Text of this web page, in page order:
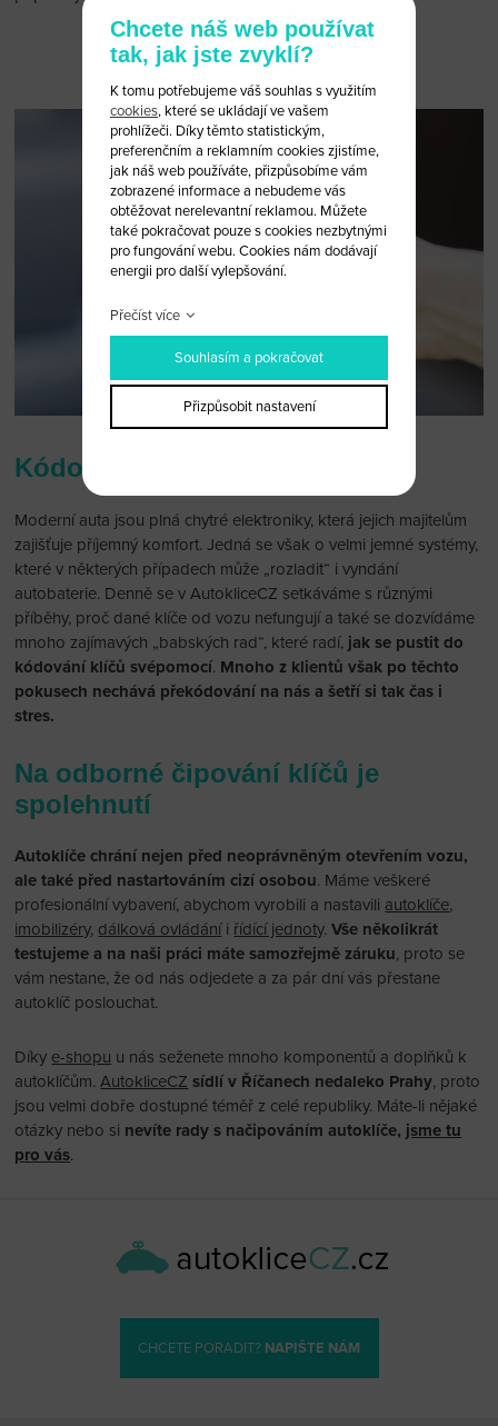
Chci se objednat
Kódování klíčů svépomocí?
Moderní auta jsou plná chytré elektroniky, která jejich majitelům
zajišťuje příjemný komfort. Jedná se však o velmi jemné systémy,
které v některých případech může „rozladit“ i vyndání
autobaterie. Denně se v AutokliceCZ setkáváme s různými
příběhy, proč dané klíče od vozu nefungují a také se dozvídáme
mnoho zajímavých „babských rad“, které radí, jak se pustit do
kódování klíčů svépomocí. Mnoho z klientů však po těchto
pokusech nechává překódování na nás a šetří si tak čas i
stres.
Na odborné čipování klíčů je
spolehnutí
Autoklíče chrání nejen před neoprávněným otevřením vozu,
ale také před nastartováním cizí osobou. Máme veškeré
profesionální vybavení, abychom vyrobili a nastavili autoklíče,
imobilizéry, dálková ovládáníi řídící jednoty.Vše několikrát
testujeme a na naši práci máte samozřejmě záruku, proto se
vám nestane, že od nás odjedete a za pár dní vás přestane
autoklíč poslouchat.
Díky e-shopu u nás seženete mnoho komponentů a doplňků k
autoklíčům.AutokliceCZ sídlí v Říčanech nedaleko Prahy, proto
jsou velmi dobře dostupné téměř z celé republiky. Máte-li nějaké
otázky nebo si nevíte rady s načipováním autoklíče, jsme tu
pro vás.
CHCETE PORADIT? NAPIŠTE NÁM
Chcete náš web používat
tak, jak jste zvyklí?
K tomu potřebujeme váš souhlas s využitím
cookies, které se ukládají ve vašem
prohlížeči. Díky těmto statistickým,
preferenčním a reklamním cookies zjistíme,
jak náš web používáte, přizpůsobíme vám
zobrazené informace a nebudeme vás
obtěžovat nerelevantní reklamou. Můžete
také pokračovat pouze s cookies nezbytnými
pro fungování webu. Cookies nám dodávají
energii pro další vylepšování.
Přečíst více
Souhlasím a pokračovat
Přizpůsobit nastavení